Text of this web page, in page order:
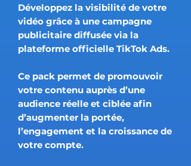
Développez la visibilité de votre
vidéo grâce à une campagne
publicitaire diffusée via la
plateforme officielle TikTok Ads.
Ce pack permet de promouvoir
votre contenu auprès d’une
audience réelle et ciblée afin
d’augmenter la portée,
l’engagement et la croissance de
votre compte.